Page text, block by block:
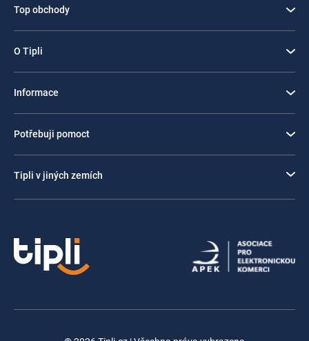
Top obchody
O Tipli
Informace
Potřebuji pomoct
Tipli v jiných zemích